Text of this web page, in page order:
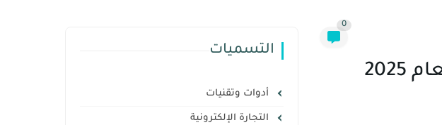
0
التسميات
أدوات وتقنيات
التجارة الإلكترونية